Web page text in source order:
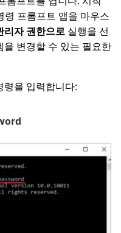
프롬프트 앱을 마우스
리자 권한으로 실행을 선
변경할 수 있는 필요한
령을 입력합니다: